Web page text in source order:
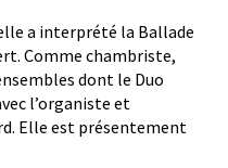
a interprété la Ballade
Comme chambriste,
dont le Duo
l’organiste et
Elle est présentement